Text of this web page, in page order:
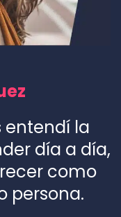
entendí la
día a día,
como
persona.